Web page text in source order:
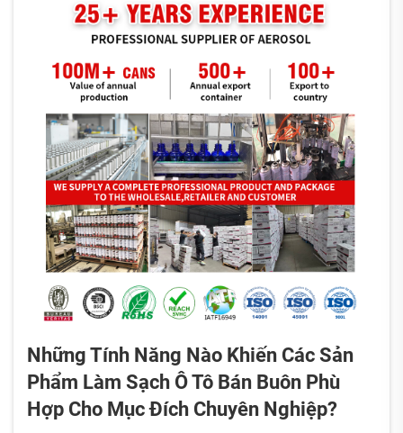
Những Tính Năng Nào Khiến Các Sản
Phẩm Làm Sạch Ô Tô Bán Buôn Phù
Hợp Cho Mục Đích Chuyên Nghiệp?